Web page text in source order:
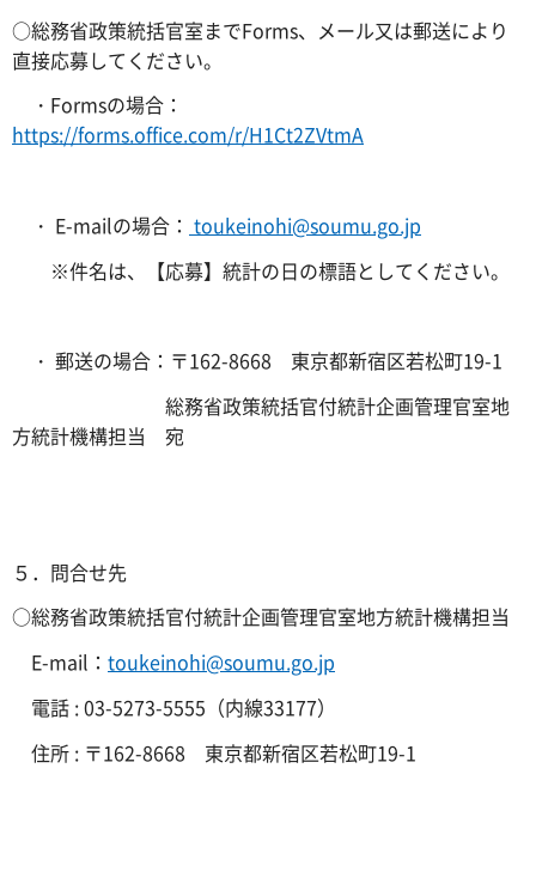
○総務省政策統括官室までForms、メール又は郵送により
直接応募してください。
・Formsの場合：
https://forms.office.com/r/H1Ct2ZVtmA
・ E-mailの場合： toukeinohi@soumu.go.jp
※件名は、【応募】統計の日の標語としてください。
・ 郵送の場合：〒162-8668 東京都新宿区若松町19-1
総務省政策統括官付統計企画管理官室地
方統計機構担当 宛
５．問合せ先
○総務省政策統括官付統計企画管理官室地方統計機構担当
E-mail： toukeinohi@soumu.go.jp
電話 : 03-5273-5555（内線33177）
住所 : 〒162-8668 東京都新宿区若松町19-1